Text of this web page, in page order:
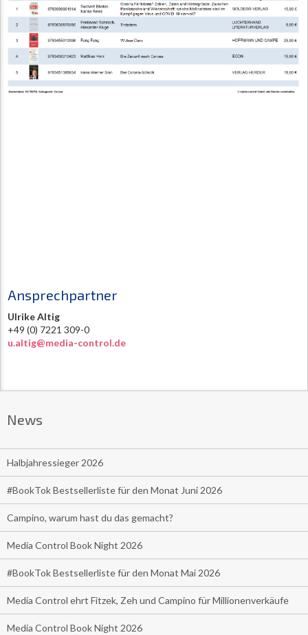
Ansprechpartner
Ulrike Altig
+49 (0) 7221 309-0
u.altig@media-control.de
News
Halbjahressieger 2026
#BookTok Bestsellerliste für den Monat Juni 2026
Campino, warum hast du das gemacht?
Media Control Book Night 2026
#BookTok Bestsellerliste für den Monat Mai 2026
Media Control ehrt Fitzek, Zeh und Campino für Millionenverkäufe
Media Control Book Night 2026